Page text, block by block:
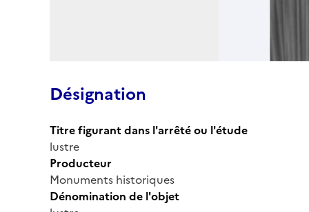
Désignation
Titre figurant dans l'arrêté ou l'étude
lustre
Producteur
Monuments historiques
Dénomination de l'objet